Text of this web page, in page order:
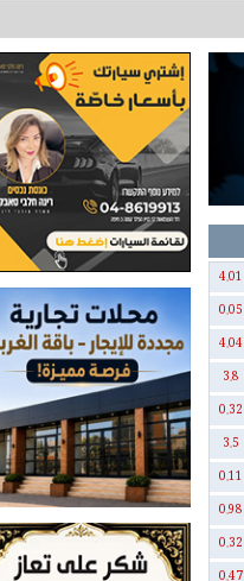
4.01
0.05
4.04
3.8
0.32
3.5
0.11
0.98
0.32